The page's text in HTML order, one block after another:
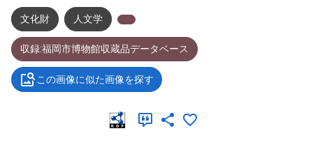
文化財 人文学
収録:福岡市博物館収蔵品データベース
この画像に似た画像を探す